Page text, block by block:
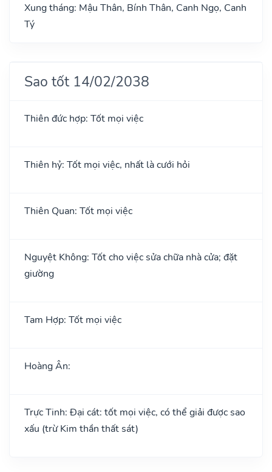
Xung tháng: Mậu Thân, Bính Thân, Canh Ngọ, Canh
Tý
Sao tốt 14/02/2038
Thiên đức hợp: Tốt mọi việc
Thiên hỷ: Tốt mọi việc, nhất là cưới hỏi
Thiên Quan: Tốt mọi việc
Nguyệt Không: Tốt cho việc sửa chữa nhà cửa; đặt
giường
Tam Hợp: Tốt mọi việc
Hoàng Ân:
Trực Tinh: Đại cát: tốt mọi việc, có thể giải được sao
xấu (trừ Kim thần thất sát)